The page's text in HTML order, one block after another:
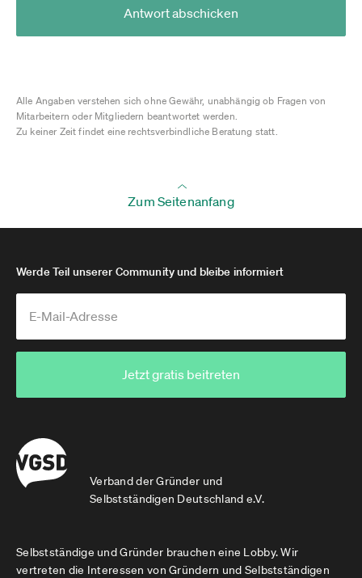
Antwort abschicken
Alle Angaben verstehen sich ohne Gewähr, unabhängig ob Fragen von
Mitarbeitern oder Mitgliedern beantwortet werden.
Zu keiner Zeit findet eine rechtsverbindliche Beratung statt.
Zum Seitenanfang
Verband der Gründer und
Selbstständigen Deutschland e.V.
Werde Teil unserer Community und bleibe informiert
Jetzt gratis beitreten
Selbstständige und Gründer brauchen eine Lobby. Wir
vertreten die Interessen von Gründern und Selbstständigen